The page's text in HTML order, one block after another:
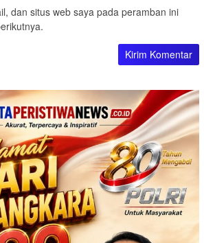
dan situs web saya pada peramban ini